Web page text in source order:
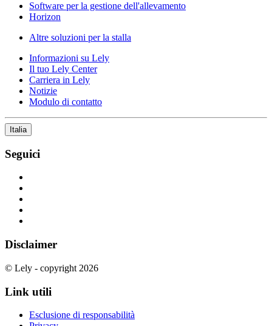
Software per la gestione dell'allevamento
Horizon
Altre soluzioni per la stalla
Informazioni su Lely
Il tuo Lely Center
Carriera in Lely
Notizie
Modulo di contatto
Italia
Seguici
Disclaimer
© Lely - copyright 2026
Link utili
Esclusione di responsabilità